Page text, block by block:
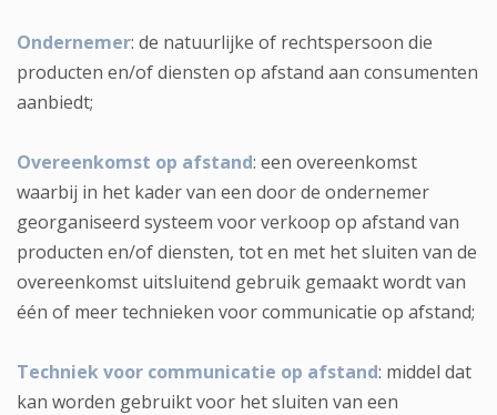
Ondernemer: de natuurlijke of rechtspersoon die
producten en/of diensten op afstand aan consumenten
aanbiedt;
Overeenkomst op afstand: een overeenkomst
waarbij in het kader van een door de ondernemer
georganiseerd systeem voor verkoop op afstand van
producten en/of diensten, tot en met het sluiten van de
overeenkomst uitsluitend gebruik gemaakt wordt van
één of meer technieken voor communicatie op afstand;
Techniek voor communicatie op afstand: middel dat
kan worden gebruikt voor het sluiten van een